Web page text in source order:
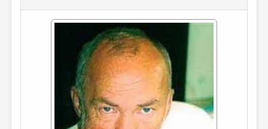
ОТДЕЛЫ И РУБРИКИ
ПРОИЗВЕДЕНИЯ